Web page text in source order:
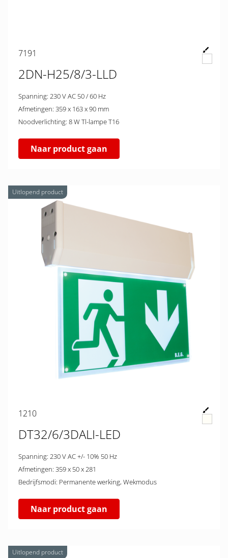
7191
2DN-H25/8/3-LLD
Spanning: 230 V AC 50 / 60 Hz
Afmetingen: 359 x 163 x 90 mm
Noodverlichting: 8 W Tl-lampe T16
Naar product gaan
Uitlopend product
1210
DT32/6/3DALI-LED
Spanning: 230 V AC +/- 10% 50 Hz
Afmetingen: 359 x 50 x 281
Bedrijfsmodi: Permanente werking, Wekmodus
Naar product gaan
Uitlopend product